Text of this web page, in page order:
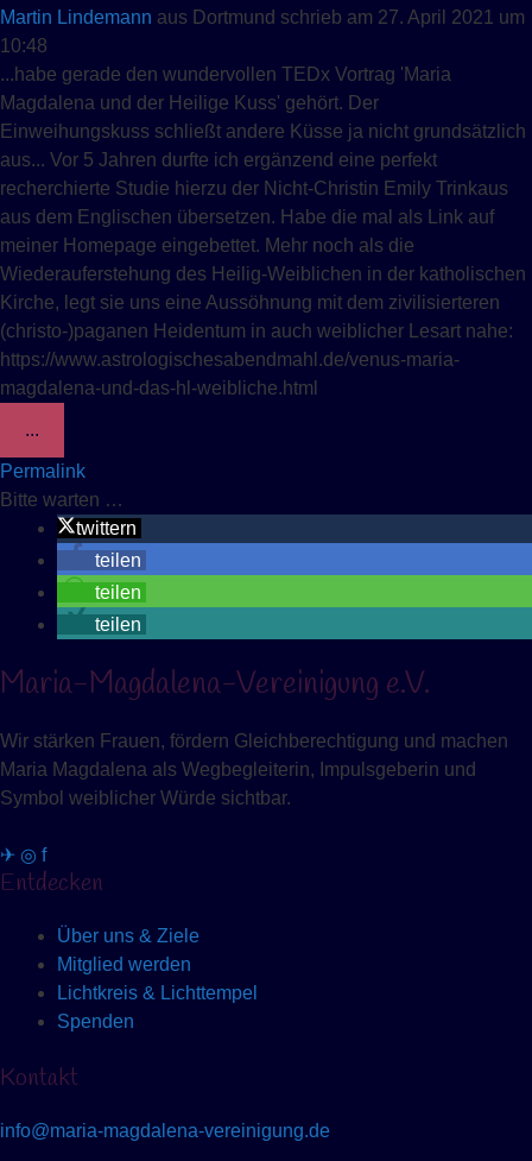
Martin Lindemann aus Dortmund schrieb am 27. April 2021 um
10:48
...habe gerade den wundervollen TEDx Vortrag 'Maria
Magdalena und der Heilige Kuss' gehört. Der
Einweihungskuss schließt andere Küsse ja nicht grundsätzlich
aus... Vor 5 Jahren durfte ich ergänzend eine perfekt
recherchierte Studie hierzu der Nicht-Christin Emily Trinkaus
aus dem Englischen übersetzen. Habe die mal als Link auf
meiner Homepage eingebettet. Mehr noch als die
Wiederauferstehung des Heilig-Weiblichen in der katholischen
Kirche, legt sie uns eine Aussöhnung mit dem zivilisierteren
(christo-)paganen Heidentum in auch weiblicher Lesart nahe:
https://www.astrologischesabendmahl.de/venus-maria-
magdalena-und-das-hl-weibliche.html
...
Permalink
Bitte warten …
twittern
teilen
teilen
teilen
Maria-Magdalena-Vereinigung e.V.
Wir stärken Frauen, fördern Gleichberechtigung und machen
Maria Magdalena als Wegbegleiterin, Impulsgeberin und
Symbol weiblicher Würde sichtbar.
✈ ◎ f
Entdecken
Über uns & Ziele
Mitglied werden
Lichtkreis & Lichttempel
Spenden
Kontakt
info@maria-magdalena-vereinigung.de